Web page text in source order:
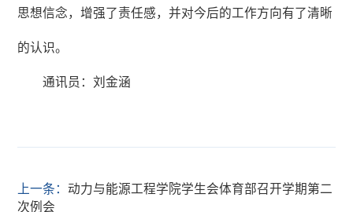
思想信念，增强了责任感，并对今后的工作方向有了清晰
的认识。
通讯员：刘金涵
上一条：动力与能源工程学院学生会体育部召开学期第二
次例会